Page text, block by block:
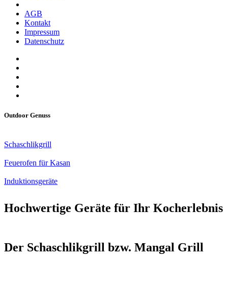
AGB
Kontakt
Impressum
Datenschutz
Outdoor Genuss
Schaschlikgrill
Feuerofen für Kasan
Induktionsgeräte
Hochwertige Geräte für Ihr Kocherlebnis
Der Schaschlikgrill bzw. Mangal Grill